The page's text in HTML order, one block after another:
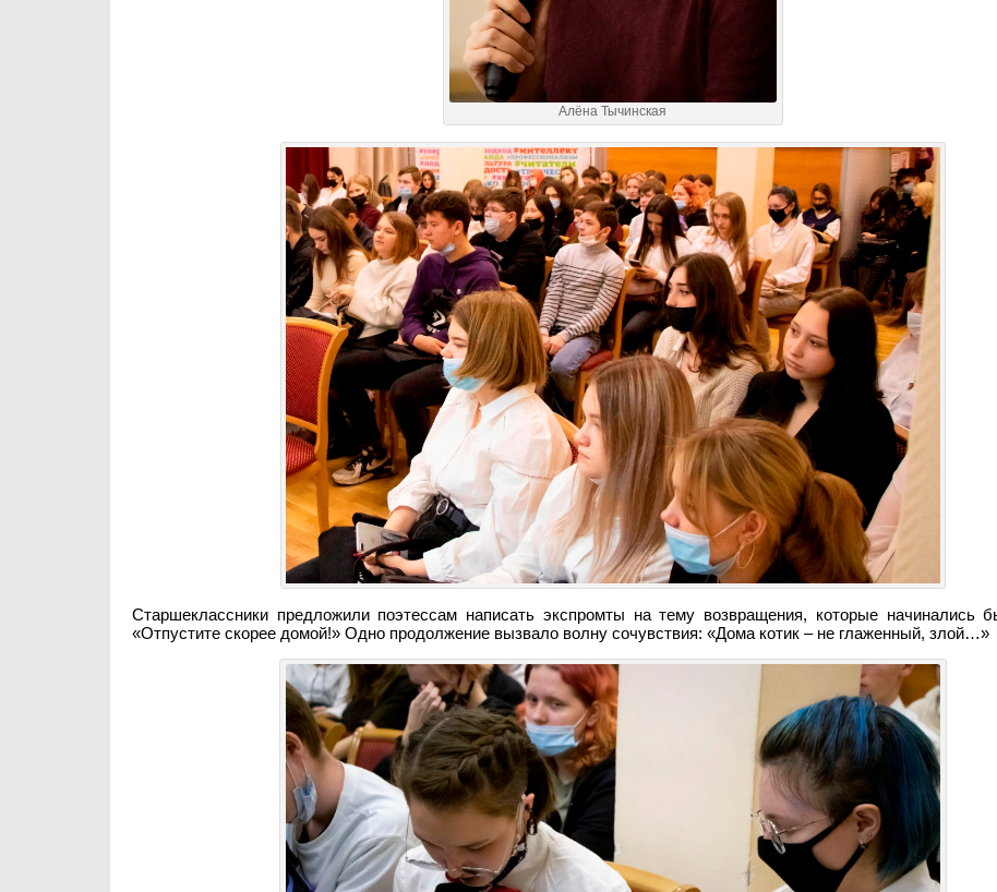
Алёна Тычинская
Старшеклассники предложили поэтессам написать экспромты на тему возвращения, которые начинались
«Отпустите скорее домой!» Одно продолжение вызвало волну сочувствия: «Дома котик – не глаженный, злой…»